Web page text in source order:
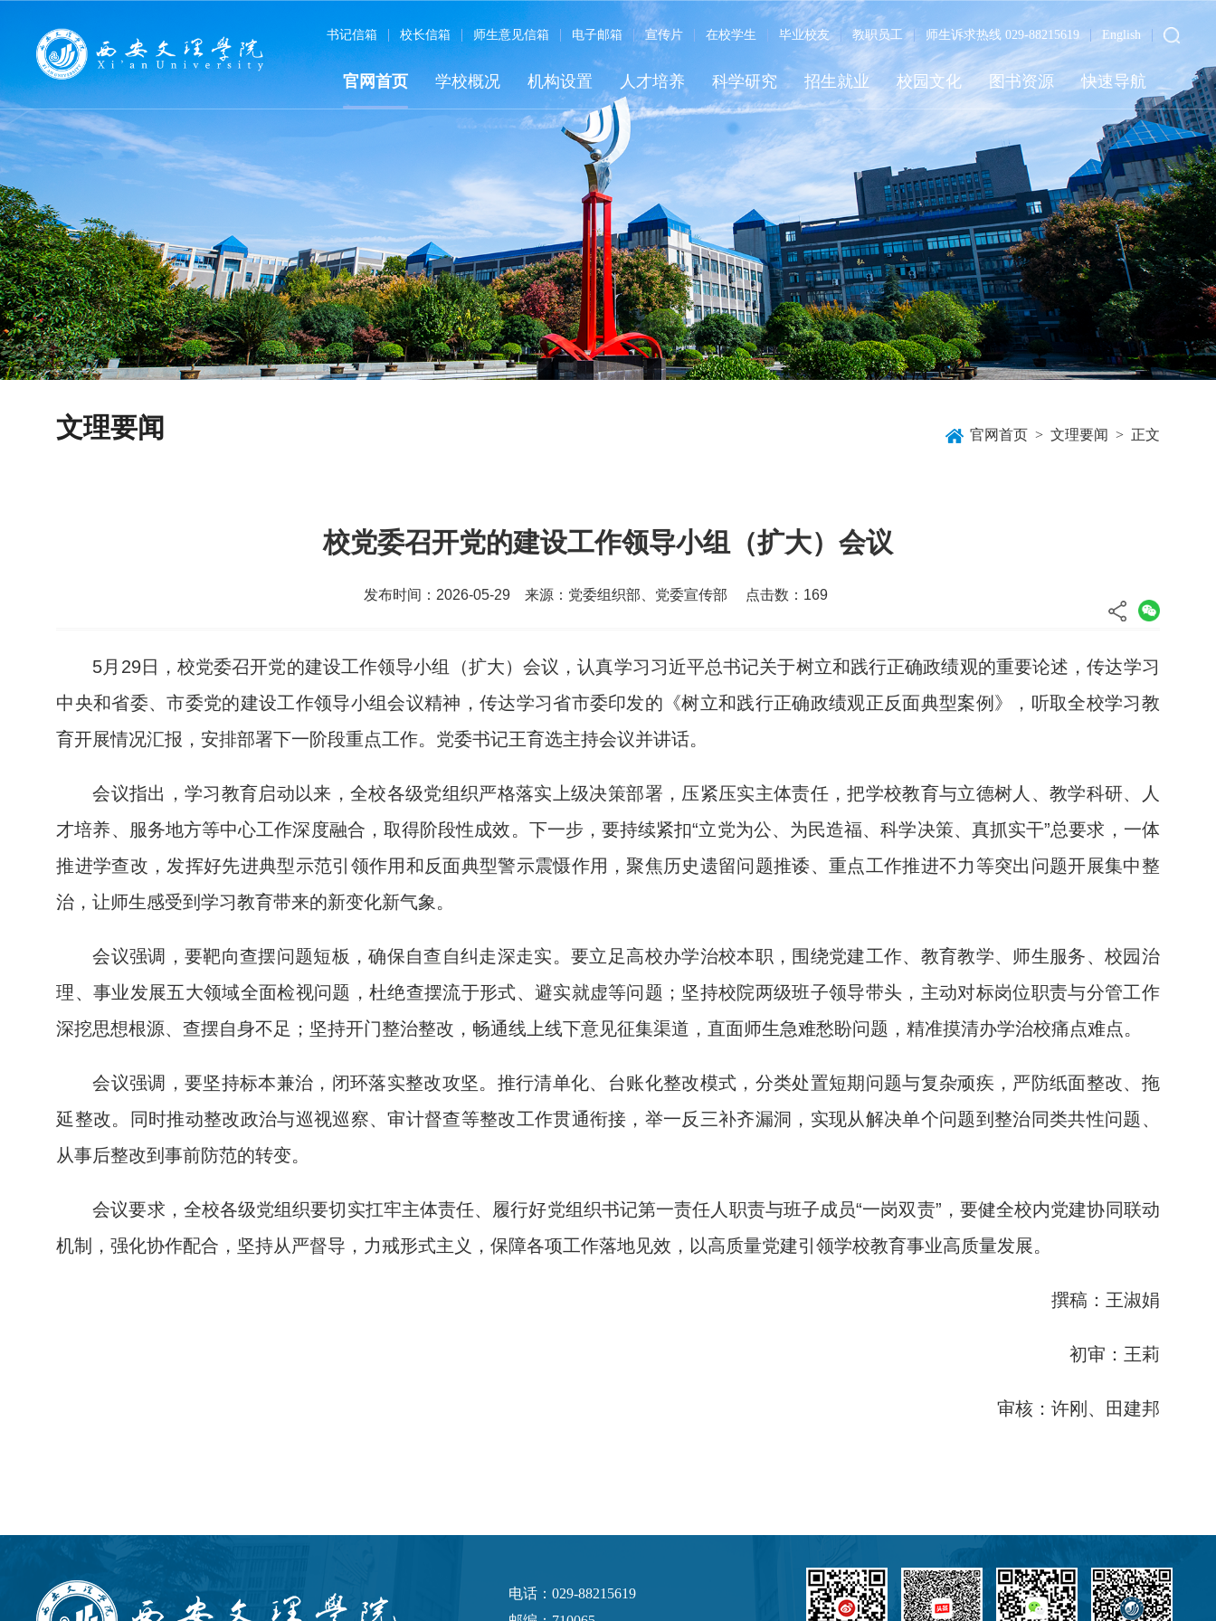
书记信箱 校长信箱 师生意见信箱 电子邮箱 宣传片 在校学生 毕业校友 教职员工 师生诉求热线 029-88215619 English
官网首页 学校概况 机构设置 人才培养 科学研究 招生就业 校园文化 图书资源 快速导航
文理要闻 官网首页 > 文理要闻 > 正文
校党委召开党的建设工作领导小组（扩大）会议
发布时间：2026-05-29 来源：党委组织部、党委宣传部 点击数： 169
5月29日，校党委召开党的建设工作领导小组（扩大）会议，认真学习习近平总书记关于树立和践行正确政绩观的重要论述，传达学习
中央和省委、市委党的建设工作领导小组会议精神，传达学习省市委印发的《树立和践行正确政绩观正反面典型案例》，听取全校学习教
育开展情况汇报，安排部署下一阶段重点工作。党委书记王育选主持会议并讲话。
会议指出，学习教育启动以来，全校各级党组织严格落实上级决策部署，压紧压实主体责任，把学校教育与立德树人、教学科研、人
才培养、服务地方等中心工作深度融合，取得阶段性成效。下一步，要持续紧扣“立党为公、为民造福、科学决策、真抓实干”总要求，一体
推进学查改，发挥好先进典型示范引领作用和反面典型警示震慑作用，聚焦历史遗留问题推诿、重点工作推进不力等突出问题开展集中整
治，让师生感受到学习教育带来的新变化新气象。
会议强调，要靶向查摆问题短板，确保自查自纠走深走实。要立足高校办学治校本职，围绕党建工作、教育教学、师生服务、校园治
理、事业发展五大领域全面检视问题，杜绝查摆流于形式、避实就虚等问题；坚持校院两级班子领导带头，主动对标岗位职责与分管工作
深挖思想根源、查摆自身不足；坚持开门整治整改，畅通线上线下意见征集渠道，直面师生急难愁盼问题，精准摸清办学治校痛点难点。
会议强调，要坚持标本兼治，闭环落实整改攻坚。推行清单化、台账化整改模式，分类处置短期问题与复杂顽疾，严防纸面整改、拖
延整改。同时推动整改政治与巡视巡察、审计督查等整改工作贯通衔接，举一反三补齐漏洞，实现从解决单个问题到整治同类共性问题、
从事后整改到事前防范的转变。
会议要求，全校各级党组织要切实扛牢主体责任、履行好党组织书记第一责任人职责与班子成员“一岗双责”，要健全校内党建协同联动
机制，强化协作配合，坚持从严督导，力戒形式主义，保障各项工作落地见效，以高质量党建引领学校教育事业高质量发展。
撰稿：王淑娟
初审：王莉
审核：许刚、田建邦
电话：029-88215619